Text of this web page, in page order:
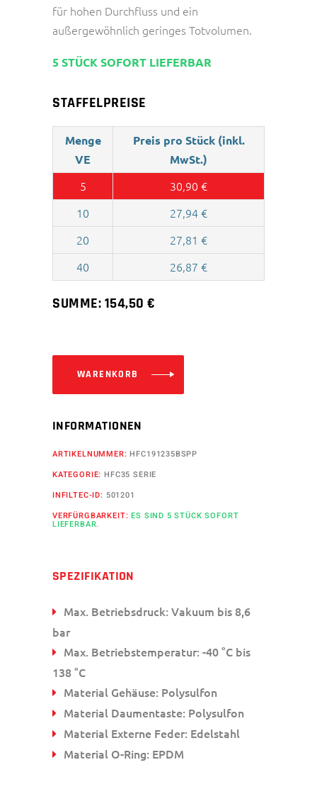
für hohen Durchfluss und ein
außergewöhnlich geringes Totvolumen.
5 STÜCK SOFORT LIEFERBAR
STAFFELPREISE
Menge
VE
Preis pro Stück (inkl.
MwSt.)
5 30,90 €
10
27,94€
20
27,81 €
40
26,87 €
SUMME:154,50 €
WARENKORB
INFORMATIONEN
ARTIKELNUMMER:HFC191235BSPP
KATEGORIE:HFC35 SERIE
INFILTEC-ID: 501201
VERFÜRGBARKEIT:ES SIND 5 STÜCK SOFORT
LIEFERBAR.
SPEZIFIKATION
Max. Betriebsdruck: Vakuum bis 8,6
bar
Max. Betriebstemperatur: -40 °C bis
138 °C
Material Gehäuse: Polysulfon
Material Daumentaste: Polysulfon
Material Externe Feder: Edelstahl
Material O-Ring: EPDM